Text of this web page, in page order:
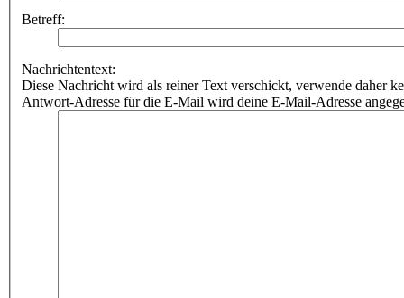
Betreff:
Nachrichtentext:
Diese Nachricht wird als reiner Text verschickt, verwende daher
Antwort-Adresse für die E-Mail wird deine E-Mail-Adresse